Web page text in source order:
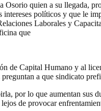
Osorio quien a su llegada,
intereses políticos y que le
Laborales y
que
de Capital Humano y al
a que sindicato
por lo que aumentan sus
de provocar